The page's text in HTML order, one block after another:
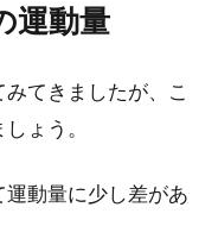
とは
道や坂道を自転車で駆け上
スポーツ自転車初心者に
運動量
てきましたが、こ
ょう。
動量に少し差があ